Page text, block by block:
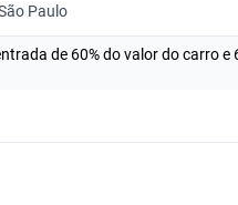
Paulo
de 60% do valor do carro